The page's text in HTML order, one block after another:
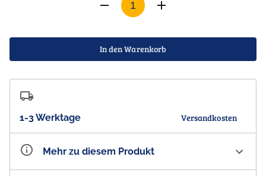
In den Warenkorb
1-3 Werktage Versandkosten
Mehr zu diesem Produkt